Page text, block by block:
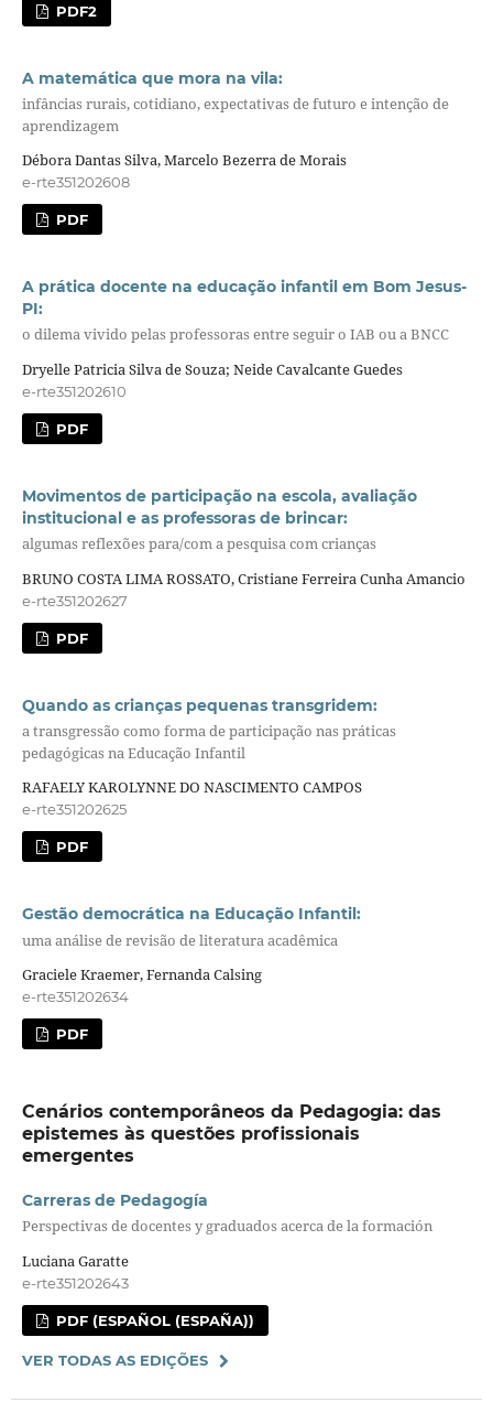
PDF2
A matemática que mora na vila:
infâncias rurais, cotidiano, expectativas de futuro e intenção de
aprendizagem
Débora Dantas Silva, Marcelo Bezerra de Morais
e-rte351202608
PDF
A prática docente na educação infantil em Bom Jesus-
PI:
o dilema vivido pelas professoras entre seguir o IAB ou a BNCC
Dryelle Patricia Silva de Souza; Neide Cavalcante Guedes
e-rte351202610
PDF
Movimentos de participação na escola, avaliação
institucional e as professoras de brincar:
algumas reflexões para/com a pesquisa com crianças
BRUNO COSTA LIMA ROSSATO, Cristiane Ferreira Cunha Amancio
e-rte351202627
PDF
Quando as crianças pequenas transgridem:
a transgressão como forma de participação nas práticas
pedagógicas na Educação Infantil
RAFAELY KAROLYNNE DO NASCIMENTO CAMPOS
e-rte351202625
PDF
Gestão democrática na Educação Infantil:
uma análise de revisão de literatura acadêmica
Graciele Kraemer, Fernanda Calsing
e-rte351202634
PDF
Cenários contemporâneos da Pedagogia: das
epistemes às questões profissionais
emergentes
Carreras de Pedagogía
Perspectivas de docentes y graduados acerca de la formación
Luciana Garatte
e-rte351202643
PDF (ESPAÑOL (ESPAÑA))
VER TODAS AS EDIÇÕES